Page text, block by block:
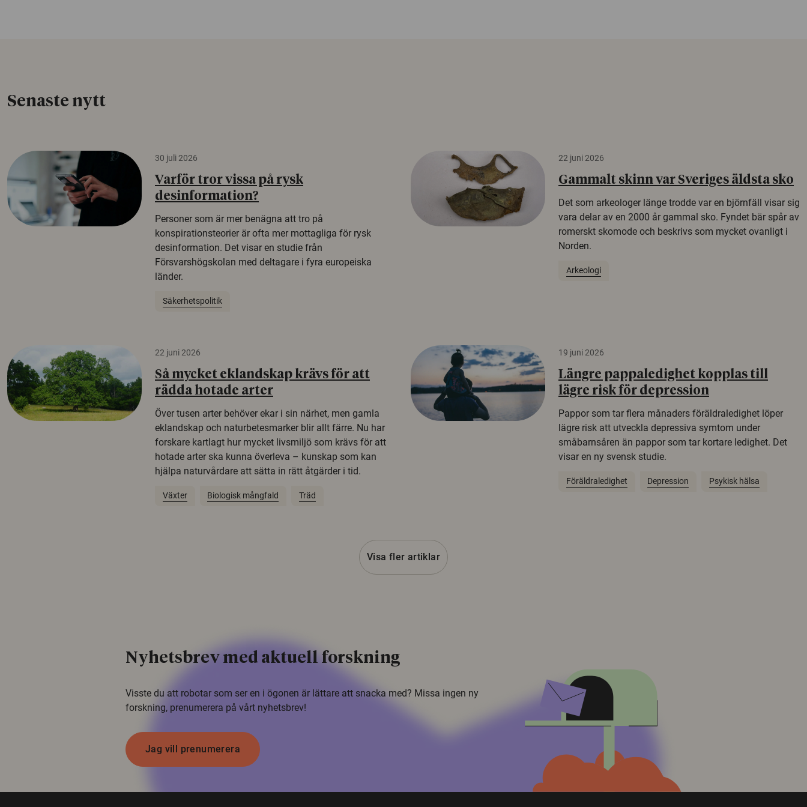
Senaste nytt
30 juli 2026
Varför tror vissa på rysk
desinformation?
Personer som är mer benägna att tro på
konspirationsteorier är ofta mer mottagliga för rysk
desinformation. Det visar en studie från
Försvarshögskolan med deltagare i fyra europeiska
länder.
Säkerhetspolitik
22 juni 2026
Gammalt skinn var Sveriges äldsta sko
Det som arkeologer länge trodde var en björnfäll visar sig
vara delar av en 2000 år gammal sko. Fyndet bär spår av
romerskt skomode och beskrivs som mycket ovanligt i
Norden.
Arkeologi
22 juni 2026
Så mycket eklandskap krävs för att
rädda hotade arter
Över tusen arter behöver ekar i sin närhet, men gamla
eklandskap och naturbetesmarker blir allt färre. Nu har
forskare kartlagt hur mycket livsmiljö som krävs för att
hotade arter ska kunna överleva – kunskap som kan
hjälpa naturvårdare att sätta in rätt åtgärder i tid.
Växter Biologisk mångfald Träd
19 juni 2026
Längre pappaledighet kopplas till
lägre risk för depression
Pappor som tar flera månaders föräldraledighet löper
lägre risk att utveckla depressiva symtom under
småbarnsåren än pappor som tar kortare ledighet. Det
visar en ny svensk studie.
Föräldraledighet Depression Psykisk hälsa
Visa fler artiklar
Nyhetsbrev med aktuell forskning
Visste du att robotar som ser en i ögonen är lättare att snacka med? Missa ingen ny
forskning, prenumerera på vårt nyhetsbrev!
Jag vill prenumerera